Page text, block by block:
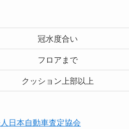
冠水度合い
フロアまで
クッション上部以上
日本自動車査定協会